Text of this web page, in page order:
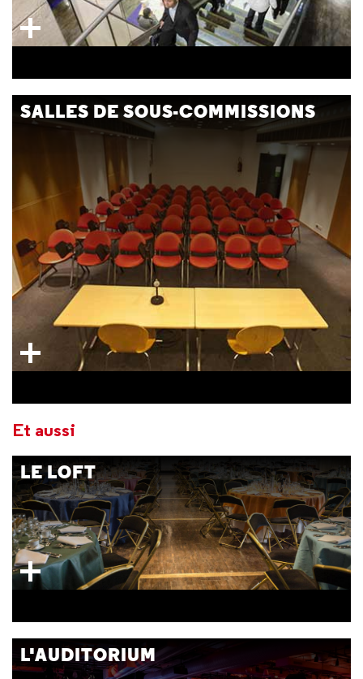
SALLES DE SOUS-COMMISSIONS
8 salles de 15 à 70 places
Et aussi
LE LOFT
L'AUDITORIUM